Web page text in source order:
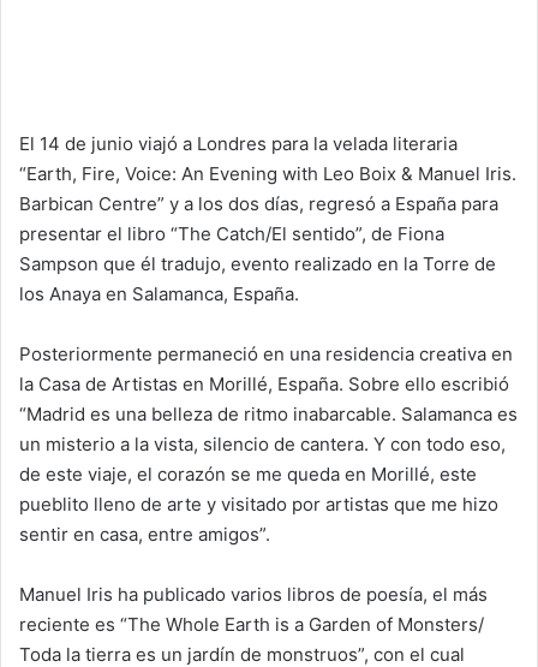
El 14 de junio viajó a Londres para la velada literaria
“Earth, Fire, Voice: An Evening with Leo Boix & Manuel Iris.
Barbican Centre” y a los dos días, regresó a España para
presentar el libro “The Catch/El sentido”, de Fiona
Sampson que él tradujo, evento realizado en la Torre de
los Anaya en Salamanca, España.
Posteriormente permaneció en una residencia creativa en
la Casa de Artistas en Morillé, España. Sobre ello escribió
“Madrid es una belleza de ritmo inabarcable. Salamanca es
un misterio a la vista, silencio de cantera. Y con todo eso,
de este viaje, el corazón se me queda en Morillé, este
pueblito lleno de arte y visitado por artistas que me hizo
sentir en casa, entre amigos”.
Manuel Iris ha publicado varios libros de poesía, el más
reciente es “The Whole Earth is a Garden of Monsters/
Toda la tierra es un jardín de monstruos”, con el cual